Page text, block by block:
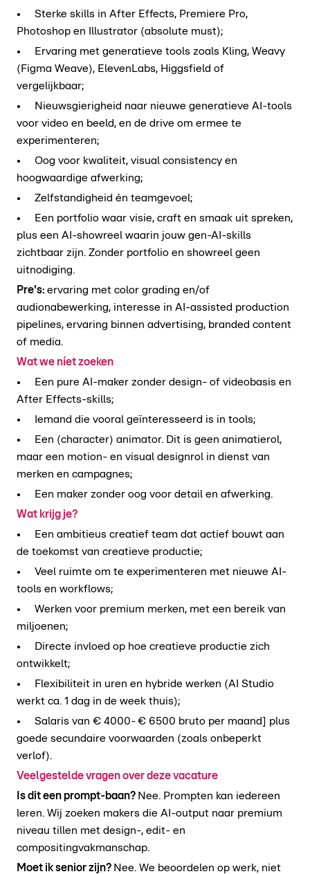
• Sterke skills in After Effects, Premiere Pro,
Photoshop en Illustrator (absolute must);
• Ervaring met generatieve tools zoals Kling, Weavy
(Figma Weave), ElevenLabs, Higgsfield of
vergelijkbaar;
• Nieuwsgierigheid naar nieuwe generatieve AI-tools
voor video en beeld, en de drive om ermee te
experimenteren;
• Oog voor kwaliteit, visual consistency en
hoogwaardige afwerking;
• Zelfstandigheid én teamgevoel;
• Een portfolio waar visie, craft en smaak uit spreken,
plus een AI-showreel waarin jouw gen-AI-skills
zichtbaar zijn. Zonder portfolio en showreel geen
uitnodiging.
Pre's: ervaring met color grading en/of
audionabewerking, interesse in AI-assisted production
pipelines, ervaring binnen advertising, branded content
of media.
Wat we níet zoeken
• Een pure AI-maker zonder design- of videobasis en
After Effects-skills;
• Iemand die vooral geïnteresseerd is in tools;
• Een (character) animator. Dit is geen animatierol,
maar een motion- en visual designrol in dienst van
merken en campagnes;
• Een maker zonder oog voor detail en afwerking.
Wat krijg je?
• Een ambitieus creatief team dat actief bouwt aan
de toekomst van creatieve productie;
• Veel ruimte om te experimenteren met nieuwe AI-
tools en workflows;
• Werken voor premium merken, met een bereik van
miljoenen;
• Directe invloed op hoe creatieve productie zich
ontwikkelt;
• Flexibiliteit in uren en hybride werken (AI Studio
werkt ca. 1 dag in de week thuis);
• Salaris van € 4000-€ 6500 bruto per maand] plus
goede secundaire voorwaarden (zoals onbeperkt
verlof).
Veelgestelde vragen over deze vacature
Is dit een prompt-baan? Nee. Prompten kan iedereen
leren. Wij zoeken makers die AI-output naar premium
niveau tillen met design-, edit- en
compositingvakmanschap.
Moet ik senior zijn? Nee. We beoordelen op werk, niet